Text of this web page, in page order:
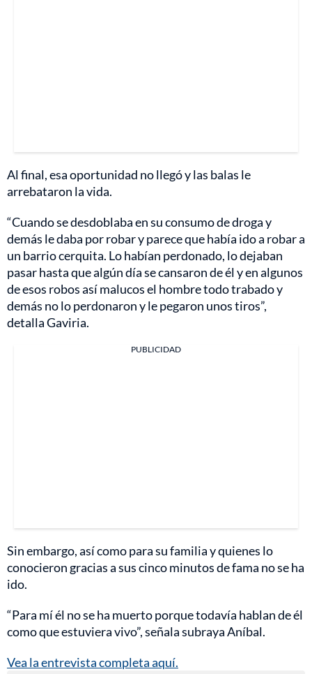
Al final, esa oportunidad no llegó y las balas le
arrebataron la vida.
“Cuando se desdoblaba en su consumo de droga y
demás le daba por robar y parece que había ido a robar a
un barrio cerquita. Lo habían perdonado, lo dejaban
pasar hasta que algún día se cansaron de él y en algunos
de esos robos así malucos el hombre todo trabado y
demás no lo perdonaron y le pegaron unos tiros”,
detalla Gaviria.
PUBLICIDAD
Sin embargo, así como para su familia y quienes lo
conocieron gracias a sus cinco minutos de fama no se ha
ido.
“Para mí él no se ha muerto porque todavía hablan de él
como que estuviera vivo”, señala subraya Aníbal.
Vea la entrevista completa aquí.